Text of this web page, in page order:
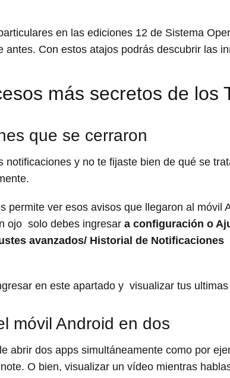
en las ediciones 12 de Sistema
antes. Con estos atajos podrás descubrir las
más secretos de los
que se cerraron
notificaciones y no te fijaste bien de qué se
permite ver esos avisos que llegaron al móvil
ojo solo debes ingresar a configuración o
avanzados/ Historial de Notificaciones
en este apartado y visualizar tus
móvil Android en dos
abrir dos apps simultáneamente como por
O bien, visualizar un vídeo mientras